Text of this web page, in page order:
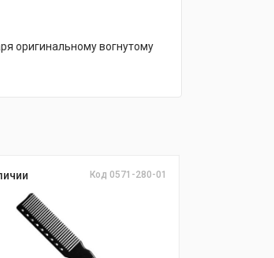
оригинальному вогнутому
Код 0571-280-01